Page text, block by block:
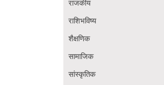
राजकीय
राशिभविष्य
शैक्षणिक
सामाजिक
सांस्कृतिक